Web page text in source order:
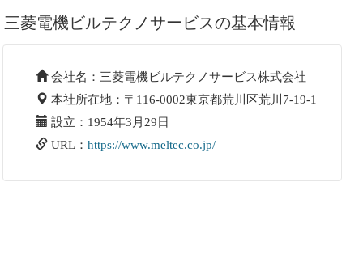
三菱電機ビルテクノサービスの基本情報
会社名：三菱電機ビルテクノサービス株式会社
本社所在地：〒116-0002東京都荒川区荒川7-19-1
設立：1954年3月29日
URL： https://www.meltec.co.jp/